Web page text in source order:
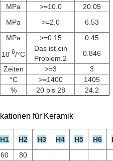
MPa >=10.0
20.05
MPa >=2.0
6.53
MPa >=0.15
0.45
10-6/°C
Das ist ein
Problem.2
0.846
Zeiten >=3
3
°C >=1400
1405
% 20 bis 28 24.2
für Keramik
H1 H2 H3 H4 H5 H6
60
80